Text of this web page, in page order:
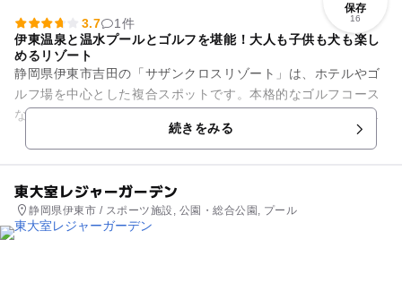
保存
16
3.7
1件
伊東温泉と温水プールとゴルフを堪能！大人も子供も犬も楽し
めるリゾート
静岡県伊東市吉田の「サザンクロスリゾート」は、ホテルやゴ
ルフ場を中心とした複合スポットです。本格的なゴルフコース
など、たくさんのレジャー施設を備え、家族で休暇を過ごすの
に適しています。初心者もゴ...続きをみる
東大室レジャーガーデン
静岡県伊東市 / スポーツ施設, 公園・総合公園, プール